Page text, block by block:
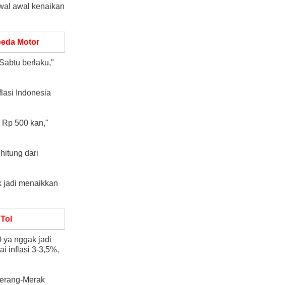
awal kenaikan
Motor
berlaku,"
Indonesia
500 kan,"
dari
jadi menaikkan
ya nggak jadi
inflasi 3-3,5%,
Merak